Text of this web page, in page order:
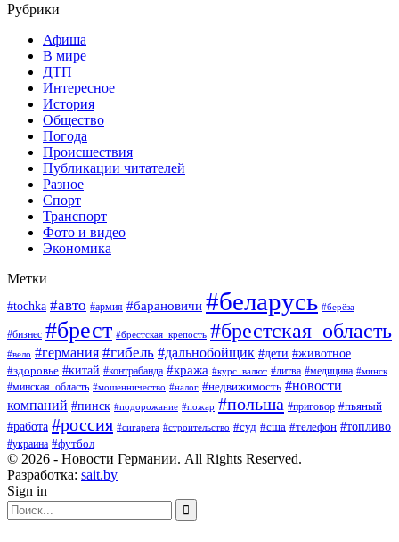
Рубрики
Афиша
В мире
ДТП
Интересное
История
Общество
Погода
Происшествия
Публикации читателей
Разное
Спорт
Транспорт
Фото и видео
Экономика
Метки
#tochka #авто #армия #барановичи #беларусь #берёза
#бизнес #брест #брестская_крепость #брестская_область
#вело #германия #гибель #дальнобойщик #дети #животное
#здоровье #китай #контрабанда #кража #курс_валют #литва #медицина #минск
#минская_область #мошенничество #налог #недвижимость #новости
компаний #пинск #подорожание #пожар #польша #приговор #пьяный
#работа #россия #сигарета #строительство #суд #сша #телефон #топливо
#украина #футбол
© 2026 - Новости Германии. All Rights Reserved.
Разработка: sait.by
Sign in